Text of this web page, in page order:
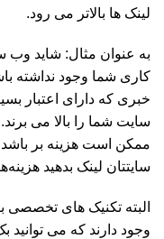
لینک ها بالاتر می رود.
به عنوان مثال: شاید وب
کاری شما وجود نداشته
خبری که دارای اعتبار
سایت شما را بالا می
ممکن است هزینه بر باشد
سایتتان لینک بدهید
البته تکنیک های
وجود دارند که می توانید